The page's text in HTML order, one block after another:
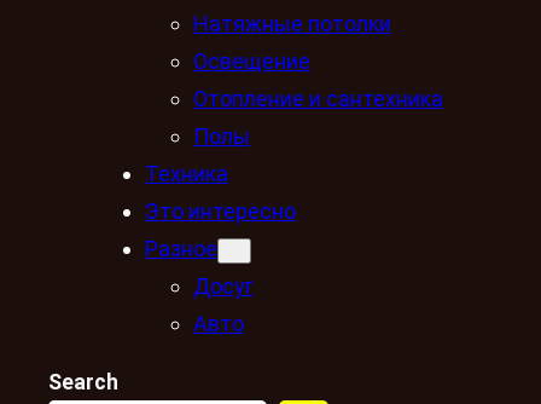
Натяжные потолки
Освещение
Отопление и сантехника
Полы
Техника
Это интересно
Разное
Досуг
Авто
Search